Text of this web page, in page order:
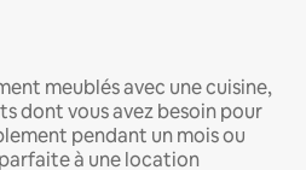
meublés avec une cuisine,
dont vous avez besoin pour
pendant un mois ou
à une location